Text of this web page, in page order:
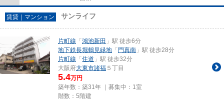
賃貸｜マンション サンライフ
片町線 「 鴻池新田 」駅 徒歩6分
地下鉄長堀鶴見緑地 「 門真南 」駅 徒歩28分
片町線 「 住道 」駅 徒歩32分
大阪府大東市諸福 ５丁目
5.4万円
築年数：築31年 ｜募集中： 1室
階数：5階建